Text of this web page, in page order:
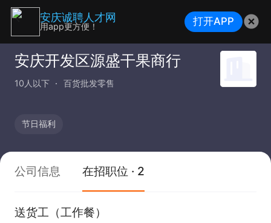
安庆开发区源盛干果商行
10人以下 百货批发零售
节日福利
公司信息 在招职位 · 2
送货工（工作餐）
安庆诚聘人才网
用app更方便！ 打开APP